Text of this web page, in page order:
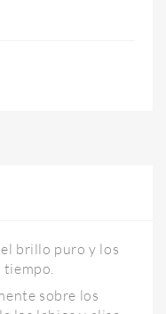
brillo puro y los
sobre los